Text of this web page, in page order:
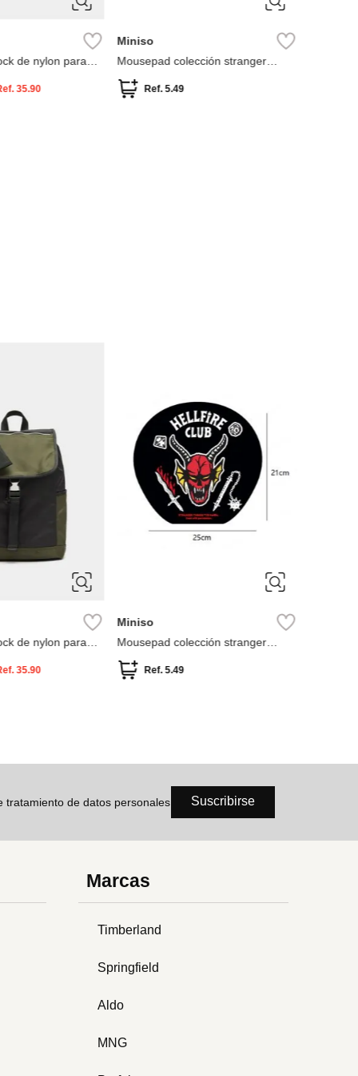
de nylon para
35.90
Miniso
Mousepad colección stranger
Ref.5.49
de nylon para
35.90
Miniso
Mousepad colección stranger
Ref.5.49
tratamiento de datos personales Suscribirse
Marcas
Timberland
Springfield
Aldo
MNG